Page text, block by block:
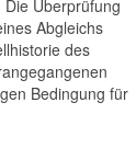
Überprüfung
Abgleichs
des
Bedingung für